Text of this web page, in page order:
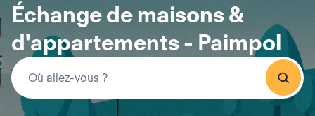
Échange de maisons &
d'appartements - Paimpol